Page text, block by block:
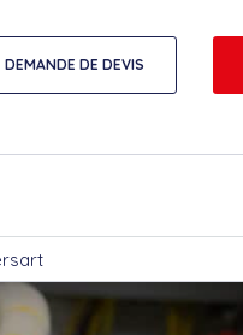
DEMANDE DE DEVIS